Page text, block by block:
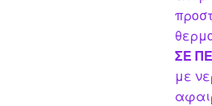
ΣΕ
με